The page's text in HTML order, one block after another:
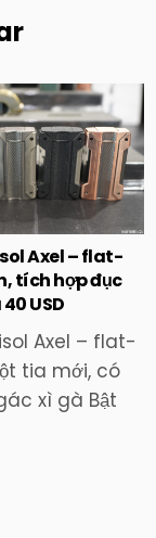
Axel – flat-
tích hợp đục
USD
Axel – flat-
tia mới, có
xì gà Bật